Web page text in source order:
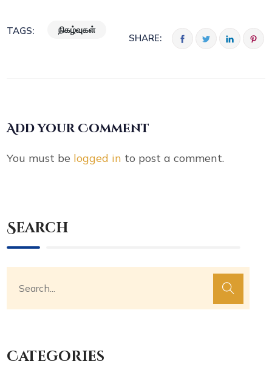
TAGS: நிகழ்வுகள்
SHARE:
Add your Comment
You must be logged in to post a comment.
Search
Categories